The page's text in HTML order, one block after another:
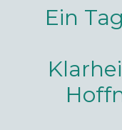
Ein